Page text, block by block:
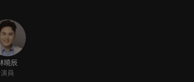
曉辰
演員